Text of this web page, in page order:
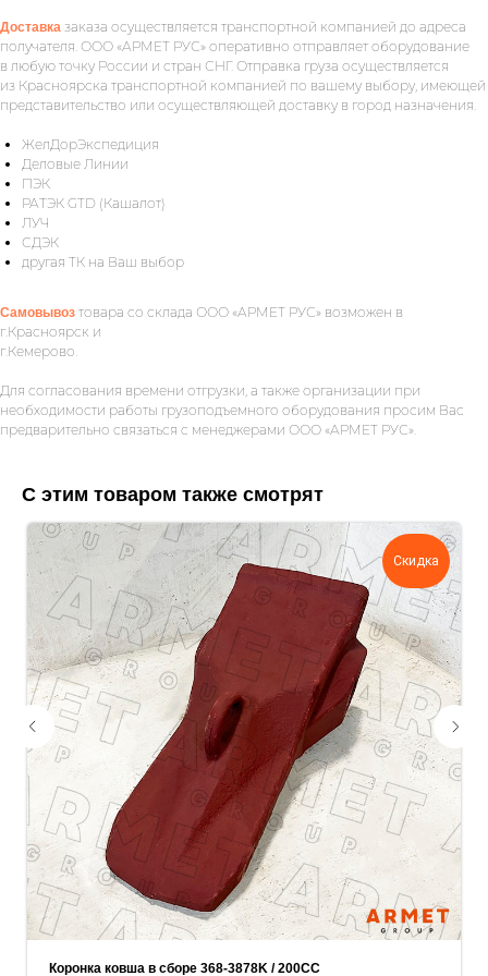
Доставка заказа осуществляется транспортной компанией до адреса
получателя. ООО «АРМЕТ РУС» оперативно отправляет оборудование
в любую точку России и стран СНГ. Отправка груза осуществляется
из Красноярска транспортной компанией по вашему выбору, имеющей
представительство или осуществляющей доставку в город назначения.
ЖелДорЭкспедиция
Деловые Линии
ПЭК
РАТЭК GTD (Кашалот)
ЛУЧ
СДЭК
другая ТК на Ваш выбор
Самовывоз товара со склада ООО «АРМЕТ РУС» возможен в
г.Красноярск и
г.Кемерово.
Для согласования времени отгрузки, а также организации при
необходимости работы грузоподъемного оборудования просим Вас
предварительно связаться с менеджерами ООО «АРМЕТ РУС».
С этим товаром также смотрят
Скидка
Коронка ковша в сборе 368-3878K / 200СС
Укажите номер телефона и ваше имя.
Мы свяжемся с вами сегодня в рабочее
время.
поможем нам лучше понять вашу
задачу — прикрепите её в поле ниже.
Ваш телефон
Ваше имя
Прикрепите документацию (при наличии)
Add files
ОСТАВИТЬ ЗАЯВКУ